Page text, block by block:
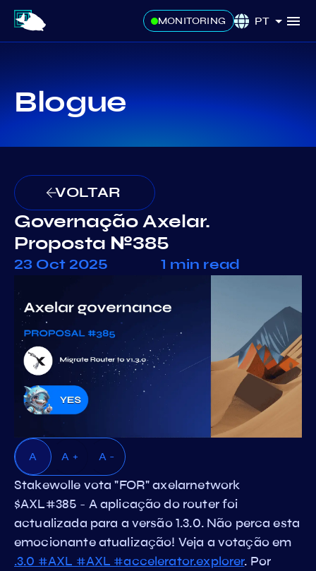
MONITORING PT
Blogue
VOLTAR
Governação Axelar.
Proposta №385
23 Oct 2025 1 min read
A A + A -
Stakewolle vota "FOR" axelarnetwork
$AXL#385 - A aplicação do router foi
actualizada para a versão 1.3.0. Não perca esta
emocionante atualização! Veja a votação em
.3.0 #AXL #AXL #accelerator.explorer. Por